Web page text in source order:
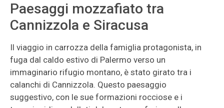
Paesaggi mozzafiato tra
Cannizzola e Siracusa
Il viaggio in carrozza della famiglia protagonista, in
fuga dal caldo estivo di Palermo verso un
immaginario rifugio montano, è stato girato tra i
calanchi di Cannizzola. Questo paesaggio
suggestivo, con le sue formazioni rocciose e i